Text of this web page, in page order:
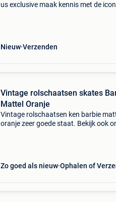
us exclusive maak kennis met de
Nieuw Verzenden
Vintage rolschaatsen skates
Mattel Oranje
Vintage rolschaatsen ken barbie
oranje zeer goede staat. Bekijk ook
Zo goed als nieuw Ophalen of